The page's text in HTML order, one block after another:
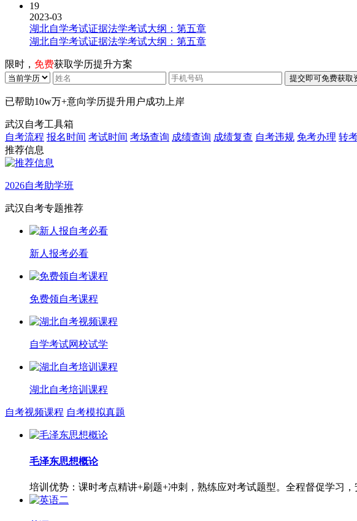
19
2023-03
湖北自学考试证据法学考试大纲：第五章
湖北自学考试证据法学考试大纲：第五章
限时， 免费获取学历提升方案
已帮助10w万+意向学历提升用户成功上岸
武汉自考工具箱
自考流程 报名时间 考试时间 考场查询 成绩查询 成绩复查 自考违规 免考办理 转
推荐信息
2026自考助学班
武汉自考专题推荐
新人报考必看
免费领自考课程
自学考试网校试学
湖北自考培训课程
自考视频课程 自考模拟真题
毛泽东思想概论
培训优势：课时考点精讲+刷题+冲刺，熟练应对考试题型。全程督促学习，